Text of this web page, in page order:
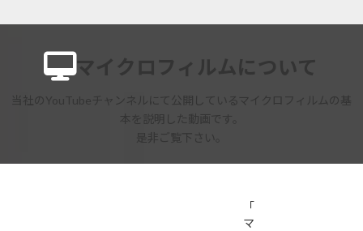
マイクロフィルムについて
当社のYouTubeチャンネルにて公開しているマイクロフィルムの基
本を説明した動画です。
是非ご覧下さい。
「
マ